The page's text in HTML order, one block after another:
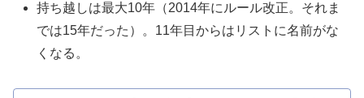
持ち越しは最大10年（2014年にルール改正。それま
では15年だった）。11年目からはリストに名前がな
くなる。